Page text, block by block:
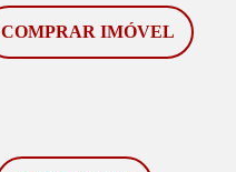
COMPRAR IMÓVEL